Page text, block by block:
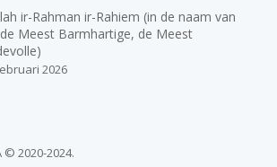
ir-Rahman ir-Rahiem (in de naam van
Meest Barmhartige, de Meest
2026
© 2020-2024.